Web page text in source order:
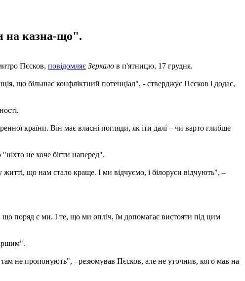
на казна-що".
Пєсков, повідомляє Зеркало в п'ятницю, 17 грудня.
що більшає конфліктний потенціал", - стверджує Пєсков і додає,
країни. Він має власні погляди, як іти далі – чи варто глибше
не хоче бігти наперед".
що нам стало краще. І ми відчуємо, і білоруси відчують", –
поряд є ми. І те, що ми опліч, їм допомагає вистояти під цим
не пропонують", - резюмував Пєсков, але не уточнив, кого мав на